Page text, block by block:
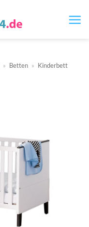
» Betten » Kinderbett